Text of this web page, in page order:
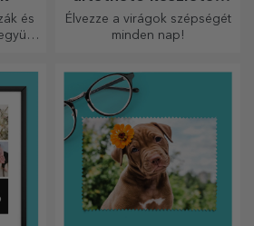
Személyre szabott
színes bőr pénztárcák
Elengedhetetlen, klasszikus
kiegészítő, tökéletes
mindenkinek!